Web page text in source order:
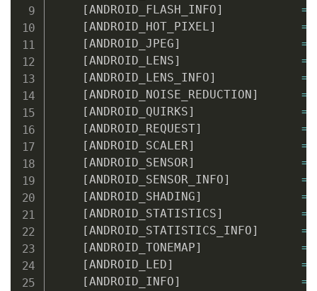
[ANDROID_FLASH_INFO] =
[ANDROID_HOT_PIXEL] =
[ANDROID_JPEG] =
[ANDROID_LENS] =
[ANDROID_LENS_INFO] =
[ANDROID_NOISE_REDUCTION] =
[ANDROID_QUIRKS] =
[ANDROID_REQUEST] =
[ANDROID_SCALER] =
[ANDROID_SENSOR] =
[ANDROID_SENSOR_INFO] =
[ANDROID_SHADING] =
[ANDROID_STATISTICS] =
[ANDROID_STATISTICS_INFO] =
[ANDROID_TONEMAP] =
[ANDROID_LED] =
[ANDROID_INFO] =